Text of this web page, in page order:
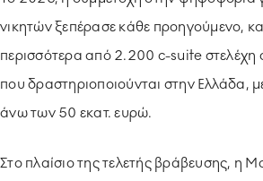
νικητών ξεπέρασε κάθε προηγούμενο,
περισσότερα από 2.200 c-suite στελέχη
που δραστηριοποιούνται στην Ελλάδα,
άνω των 50 εκατ. ευρώ.
Στο πλαίσιο της τελετής βράβευσης, η